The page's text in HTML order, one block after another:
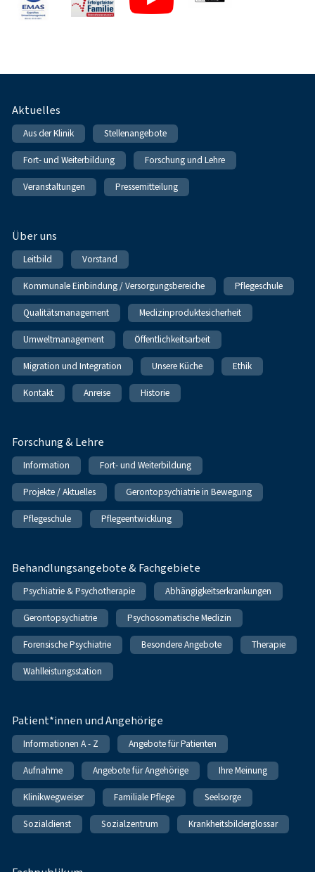
Fußnavigation
Aktuelles
Aus der Klinik Stellenangebote
Fort- und Weiterbildung Forschung und Lehre
Veranstaltungen Pressemitteilung
Über uns
Leitbild Vorstand
Kommunale Einbindung / Versorgungsbereiche Pflegeschule
Qualitätsmanagement Medizinproduktesicherheit
Umweltmanagement Öffentlichkeitsarbeit
Migration und Integration Unsere Küche Ethik
Kontakt Anreise Historie
Forschung & Lehre
Information Fort- und Weiterbildung
Projekte / Aktuelles Gerontopsychiatrie in Bewegung
Pflegeschule Pflegeentwicklung
Behandlungsangebote & Fachgebiete
Psychiatrie & Psychotherapie Abhängigkeitserkrankungen
Gerontopsychiatrie Psychosomatische Medizin
Forensische Psychiatrie Besondere Angebote Therapie
Wahlleistungsstation
Patient*innen und Angehörige
Informationen A - Z Angebote für Patienten
Aufnahme Angebote für Angehörige Ihre Meinung
Klinikwegweiser Familiale Pflege Seelsorge
Sozialdienst Sozialzentrum Krankheitsbilderglossar